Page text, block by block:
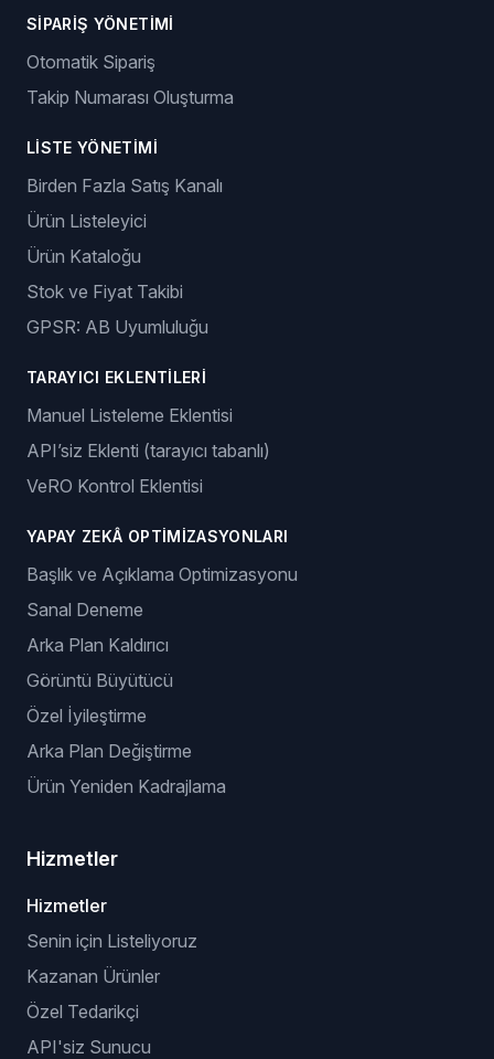
SIPARIŞ YÖNETIMI
Otomatik Sipariş
Takip Numarası Oluşturma
LISTE YÖNETIMI
Birden Fazla Satış Kanalı
Ürün Listeleyici
Ürün Kataloğu
Stok ve Fiyat Takibi
GPSR: AB Uyumluluğu
TARAYICI EKLENTILERI
Manuel Listeleme Eklentisi
API’siz Eklenti (tarayıcı tabanlı)
VeRO Kontrol Eklentisi
YAPAY ZEKÂ OPTIMIZASYONLARI
Başlık ve Açıklama Optimizasyonu
Sanal Deneme
Arka Plan Kaldırıcı
Görüntü Büyütücü
Özel İyileştirme
Arka Plan Değiştirme
Ürün Yeniden Kadrajlama
Hizmetler
Hizmetler
Senin için Listeliyoruz
Kazanan Ürünler
Özel Tedarikçi
API'siz Sunucu